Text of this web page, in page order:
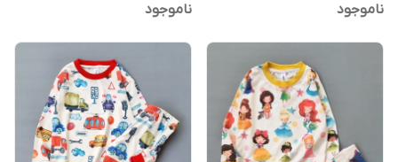
ناموجود ناموجود